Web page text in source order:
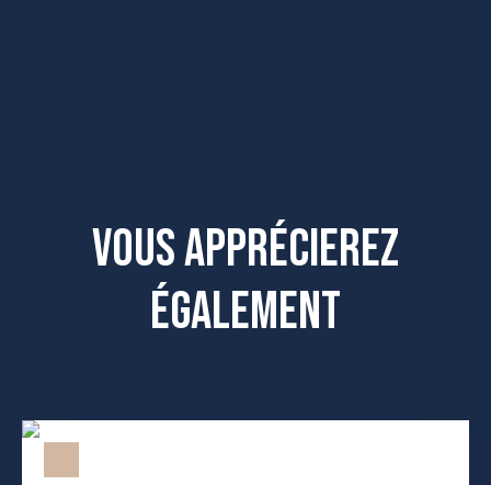
Vous apprécierez
également